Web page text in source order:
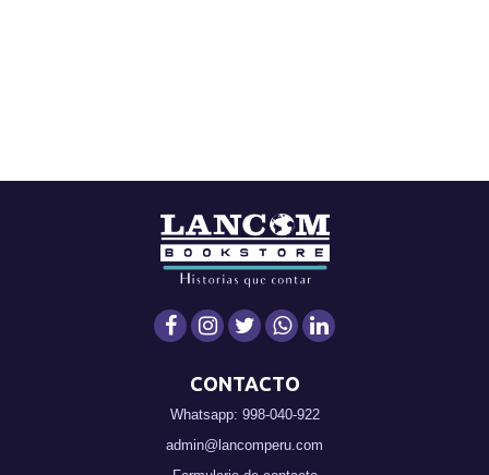
CONTACTO
Whatsapp: 998-040-922
admin@lancomperu.com